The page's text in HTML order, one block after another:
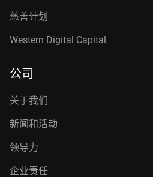
慈善计划
Western Digital Capital
公司
关于我们
新闻和活动
领导力
企业责任